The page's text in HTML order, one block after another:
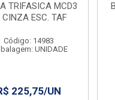
TRIFASICA MCD3
CINZA ESC. TAF
Código: 14983
UNIDADE
225,75/UN